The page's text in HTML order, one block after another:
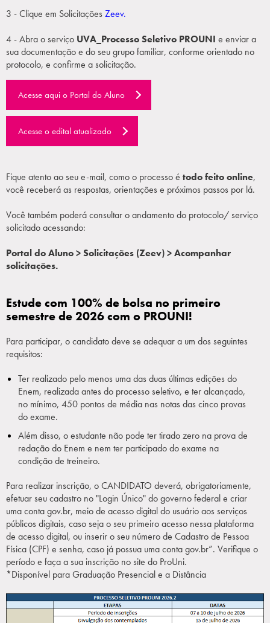
3 - Clique em Solicitações Zeev.
4 - Abra o serviço UVA_Processo Seletivo PROUNI e enviar a
sua documentação e do seu grupo familiar, conforme orientado no
protocolo, e confirme a solicitação.
Acesse aqui o Portal do Aluno
Acesse o edital atualizado
Fique atento ao seu e-mail, como o processo é todo feito online,
você receberá as respostas, orientações e próximos passos por lá.
Você também poderá consultar o andamento do protocolo/ serviço
solicitado acessando:
Portal do Aluno > Solicitações (Zeev) > Acompanhar
solicitações.
Estude com 100% de bolsa no primeiro
semestre de 2026 com o PROUNI!
Para participar, o candidato deve se adequar a um dos seguintes
requisitos:
Ter realizado pelo menos uma das duas últimas edições do
Enem, realizada antes do processo seletivo, e ter alcançado,
no mínimo, 450 pontos de média nas notas das cinco provas
do exame.
Além disso, o estudante não pode ter tirado zero na prova de
redação do Enem e nem ter participado do exame na
condição de treineiro.
Para realizar inscrição, o CANDIDATO deverá, obrigatoriamente,
efetuar seu cadastro no "Login Único" do governo federal e criar
uma conta gov.br, meio de acesso digital do usuário aos serviços
públicos digitais, caso seja o seu primeiro acesso nessa plataforma
de acesso digital, ou inserir o seu número de Cadastro de Pessoa
Física (CPF) e senha, caso já possua uma conta gov.br”. Verifique o
período e faça a sua inscrição no site do ProUni.
*Disponível para Graduação Presencial e a Distância